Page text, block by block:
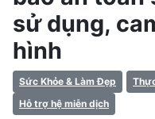
sử dụng,
hình
Sức Khỏe & Làm Đẹp
Hỗ trợ hệ miễn dịch